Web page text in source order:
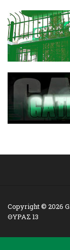
Copyright © 2026
ΘΥΡΑΣ 13